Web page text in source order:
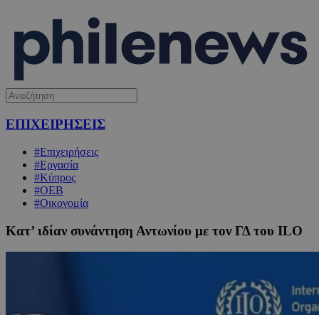
ΕΠΙΧΕΙΡΗΣΕΙΣ
#Επιχειρήσεις
#Εργασία
#Κύπρος
#ΟΕΒ
#Οικονομία
Κατ’ ιδίαν συνάντηση Αντωνίου με τον ΓΔ του ILO